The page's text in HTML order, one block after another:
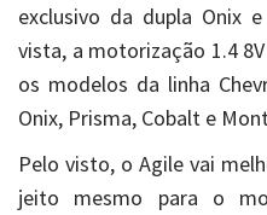
exclusivo da dupla Onix
vista, a motorização 1.4
os modelos da linha
Onix, Prisma, Cobalt e
Pelo visto, o Agile vai
jeito mesmo para o